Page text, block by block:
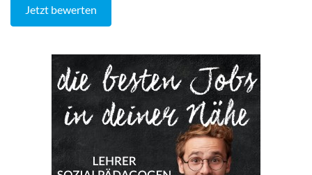
Jetzt bewerten